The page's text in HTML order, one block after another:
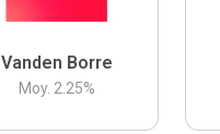
Vanden Borre
Moy. 2.25%